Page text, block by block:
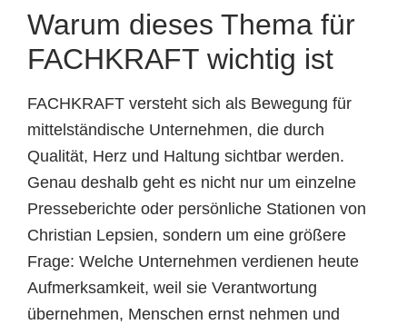
Warum dieses Thema für
FACHKRAFT wichtig ist
FACHKRAFT versteht sich als Bewegung für
mittelständische Unternehmen, die durch
Qualität, Herz und Haltung sichtbar werden.
Genau deshalb geht es nicht nur um einzelne
Presseberichte oder persönliche Stationen von
Christian Lepsien, sondern um eine größere
Frage: Welche Unternehmen verdienen heute
Aufmerksamkeit, weil sie Verantwortung
übernehmen, Menschen ernst nehmen und